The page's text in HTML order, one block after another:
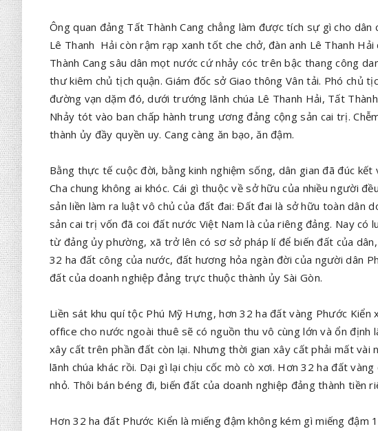
Ông quan đảng Tất Thành Cang chẳng làm được tích sự gì cho
Lê Thanh Hải còn rậm rạp xanh tốt che chở, đàn anh Lê Thanh
Thành Cang sâu dân mọt nước cứ nhảy cóc trên bậc thang công
thư kiêm chủ tịch quận. Giám đốc sở Giao thông Vân tải. Phó chủ
đường vạn dặm đó, dưới trướng lãnh chúa Lê Thanh Hải, Tất
Nhảy tót vào ban chấp hành trung ương đảng cộng sản cai trị.
thành ủy đầy quyền uy. Cang càng ăn bạo, ăn đậm.
Bằng thực tế cuộc đời, bằng kinh nghiệm sống, dân gian đã đúc kết
Cha chung không ai khóc. Cái gì thuộc về sở hữu của nhiều người
sản liền làm ra luật vô chủ của đất đai: Đất đai là sở hữu toàn dân
sản cai trị vốn đã coi đất nước Việt Nam là của riêng đảng. Nay có
từ đảng ủy phường, xã trở lên có sơ sở pháp lí để biến đất của
32 ha đất công của nước, đất hương hỏa ngàn đời của người dân
đất của doanh nghiệp đảng trực thuộc thành ủy Sài Gòn.
Liền sát khu quí tộc Phú Mỹ Hưng, hơn 32 ha đất vàng Phước Kiển
office cho nước ngoài thuê sẽ có nguồn thu vô cùng lớn và ổn định
xây cất trên phần đất còn lại. Nhưng thời gian xây cất phải mất vài
lãnh chúa khác rồi. Dại gì lại chịu cốc mò cò xơi. Hơn 32 ha đất
nhỏ. Thôi bán béng đi, biến đất của doanh nghiệp đảng thành tiền
Hơn 32 ha đất Phước Kiển là miếng đậm không kém gì miếng đậm